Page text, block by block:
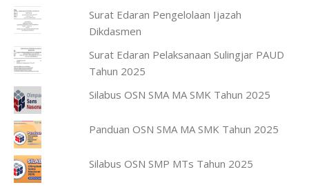
Surat Edaran Pengelolaan Ijazah
Dikdasmen
Surat Edaran Pelaksanaan Sulingjar PAUD
Tahun 2025
Silabus OSN SMA MA SMK Tahun 2025
Panduan OSN SMA MA SMK Tahun 2025
Silabus OSN SMP MTs Tahun 2025